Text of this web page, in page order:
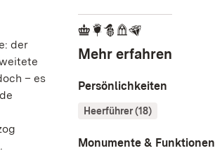
der
– es
Mehr erfahren
Persönlichkeiten
Heerführer (18)
Monumente & Funktionen